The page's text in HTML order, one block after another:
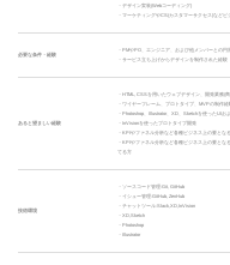
・デザイン実装(Webコーディング)
・マーケティングやCS(カスタマーサクセス)など
必要な条件・経験
・PMやPO、エンジニア、および他メンバーとの
・サービス立ち上げからデザインを制作された経験
あると望ましい経験
・HTML, CSSを用いたウェブデザイン、開発業務(
・ワイヤーフレーム、プロトタイプ、MVPの制作経
・Photoshop、Illustrator、XD、Sketchを使ったUI
・InVisionを使ったプロトタイプ開発
・KPIやファネル分析など各種ビジネス上の要と
・KPIやファネル分析など各種ビジネス上の要と
てる方
技術環境
・ソースコード管理:Git, GitHub
・イシュー管理:GitHub, ZenHub
・チャットツール:Slack,XD,InVision
・XD,Sketch
・Photoshop
・Illustrator